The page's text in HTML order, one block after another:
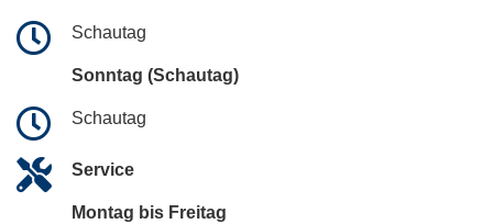
Schautag
Sonntag (Schautag)
Schautag
Service
Montag bis Freitag